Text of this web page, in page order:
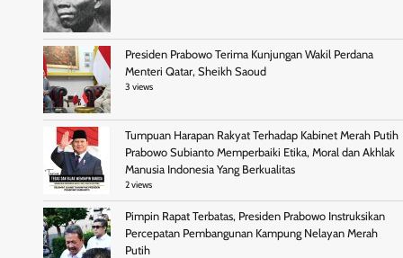
Presiden Prabowo Terima Kunjungan Wakil Perdana
Menteri Qatar, Sheikh Saoud
3 views
Tumpuan Harapan Rakyat Terhadap Kabinet Merah Putih
Prabowo Subianto Memperbaiki Etika, Moral dan Akhlak
Manusia Indonesia Yang Berkualitas
2 views
Pimpin Rapat Terbatas, Presiden Prabowo Instruksikan
Percepatan Pembangunan Kampung Nelayan Merah
Putih